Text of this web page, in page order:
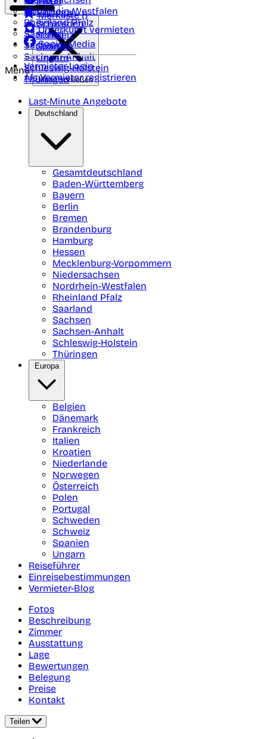
Nordrhein-Westfalen
Rheinland Pfalz
Saarland
Sachsen
Sachsen-Anhalt
Schleswig-Holstein
Thüringen
Portugal
Schweden
Schweiz
Spanien
Ungarn
Merkliste ()
Unterkunft vermieten
Social Media
Vermieter-Login
Als Vermieter registrieren
Menü
Menü schließen
Last-Minute Angebote
Deutschland
Gesamtdeutschland
Baden-Württemberg
Bayern
Berlin
Bremen
Brandenburg
Hamburg
Hessen
Mecklenburg-Vorpommern
Niedersachsen
Nordrhein-Westfalen
Rheinland Pfalz
Saarland
Sachsen
Sachsen-Anhalt
Schleswig-Holstein
Thüringen
Europa
Belgien
Dänemark
Frankreich
Italien
Kroatien
Niederlande
Norwegen
Österreich
Polen
Portugal
Schweden
Schweiz
Spanien
Ungarn
Reiseführer
Einreisebestimmungen
Vermieter-Blog
Fotos
Beschreibung
Zimmer
Ausstattung
Lage
Bewertungen
Belegung
Preise
Kontakt
Teilen